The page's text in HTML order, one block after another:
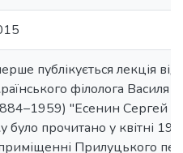
публікується лекція
філолога Василя
"Есенин Сергей
було прочитано у квітні
Прилуцького